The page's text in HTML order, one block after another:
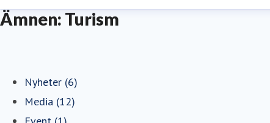
Ämnen: Turism
Nyheter (6)
Media (12)